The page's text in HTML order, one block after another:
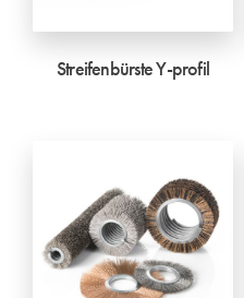
Streifenbürste Y-profil